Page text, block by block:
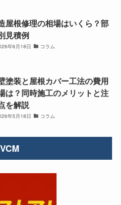
屋根修理の相場はいくら？部
見積例
年6月18日 コラム
塗装と屋根カバー工法の費用
は？同時施工のメリットと注
を解説
年5月18日 コラム